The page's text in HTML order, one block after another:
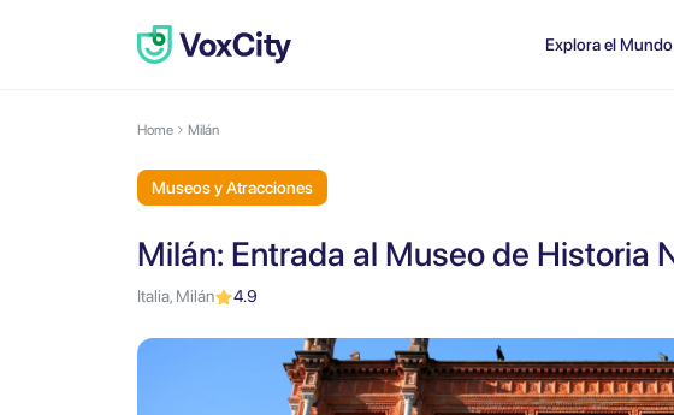
Explora el Mundo
Home Milán
Museos y Atracciones
Milán: Entrada al Museo de Historia
Italia, Milán 4.9